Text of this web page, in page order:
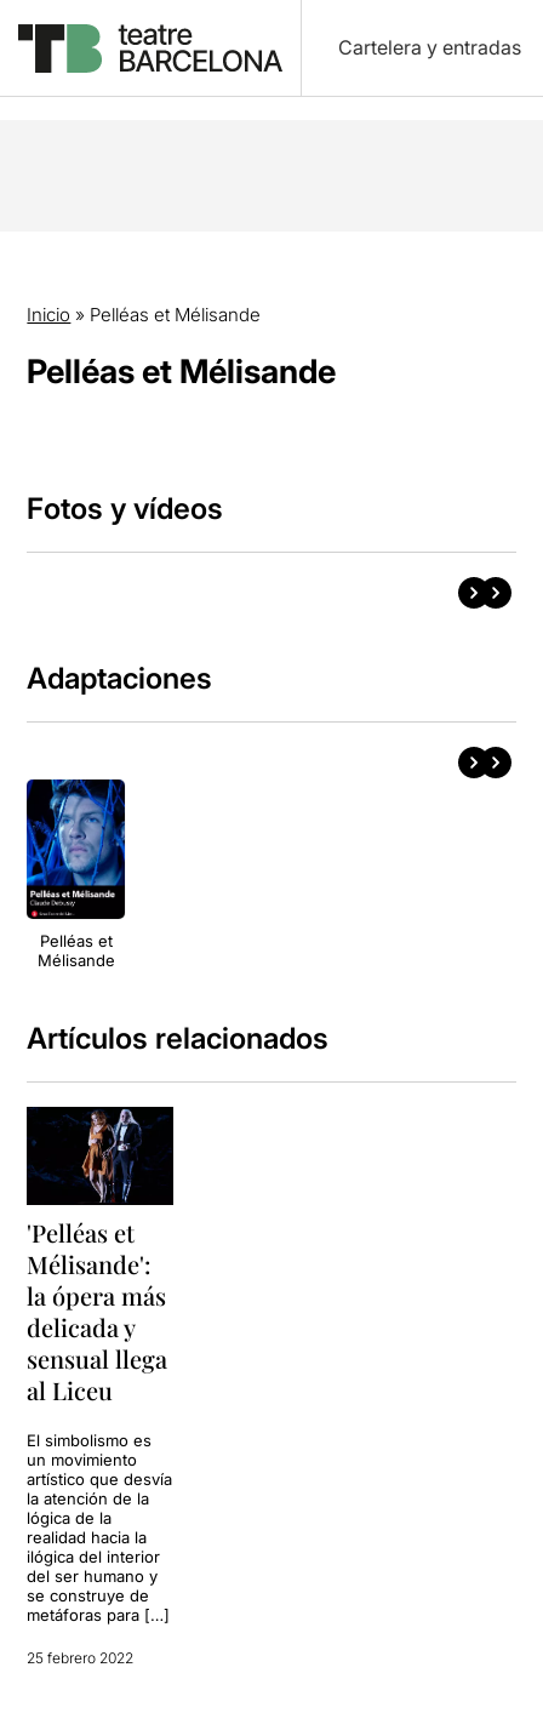
Cartelera y entradas
Inicio » Pelléas et Mélisande
Pelléas et Mélisande
Fotos y vídeos
Adaptaciones
Pelléas et
Mélisande
Artículos relacionados
'Pelléas et
Mélisande':
la ópera más
delicada y
sensual llega
al Liceu
El simbolismo es
un movimiento
artístico que desvía
la atención de la
lógica de la
realidad hacia la
ilógica del interior
del ser humano y
se construye de
metáforas para […]
25 febrero 2022